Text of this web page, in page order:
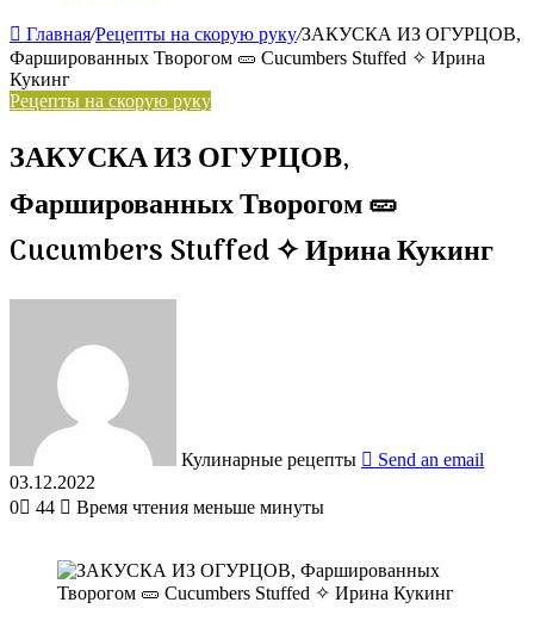
Главная/Рецепты на скорую руку/ЗАКУСКА ИЗ ОГУРЦОВ,
Фаршированных Творогом 🥒 Cucumbers Stuffed ✧ Ирина
Кукинг
Рецепты на скорую руку
ЗАКУСКА ИЗ ОГУРЦОВ,
Фаршированных Творогом 🥒
Cucumbers Stuffed ✧ Ирина Кукинг
Кулинарные рецепты
Send an email
03.12.2022
0
44 Время чтения меньше минуты